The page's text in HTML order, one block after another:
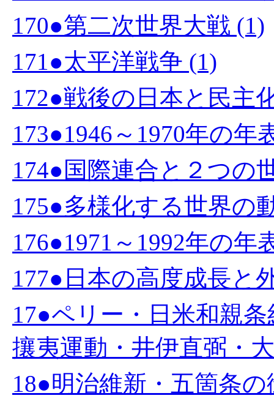
170●第二次世界大戦 (1)
171●太平洋戦争 (1)
172●戦後の日本と民主
173●1946～1970年の年
174●国際連合と２つの
175●多様化する世界の
176●1971～1992年の年
177●日本の高度成長と
17●ペリー・日米和親
攘夷運動・井伊直弼・
18●明治維新・五箇条